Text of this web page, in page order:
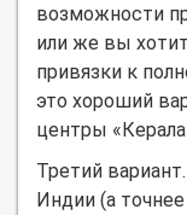
возможности
или же вы
привязки к
это хороший
центры
Третий
Индии (а